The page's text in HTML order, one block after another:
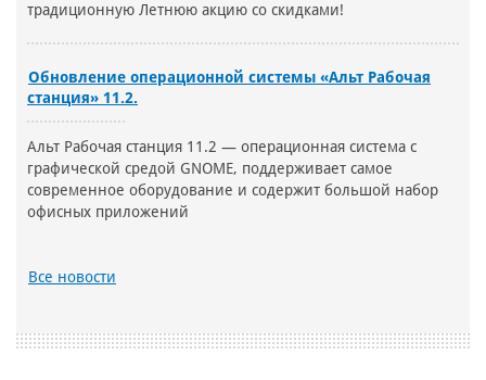
традиционную Летнюю акцию со скидками!
Обновление операционной системы «Альт Рабочая
станция» 11.2.
Альт Рабочая станция 11.2 — операционная система с
графической средой GNOME, поддерживает самое
современное оборудование и содержит большой набор
офисных приложений
Все новости